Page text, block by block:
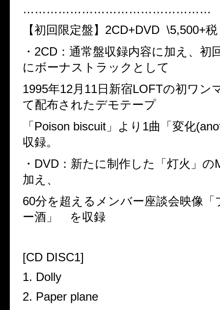
…………………………………………
【初回限定盤】 2CD+DVD \5,500+税
・ 2CD ：通常盤収録内容に加え、初
にボーナストラックとして
1995年12月 11日新宿LOFTの初ワン
て配布されたデモテープ
「 Poison biscuit 」より 1曲「変化
収録。
・ DVD ：新たに制作した「灯火」の
加え、
60分を超えるメンバー座談会映像「
ー酒」 を収録
[CD DISC1]
1. Dolly
2. Paper plane